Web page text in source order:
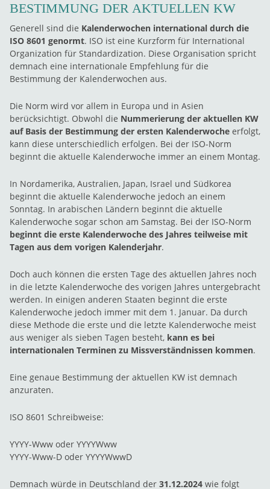
BESTIMMUNG DER AKTUELLEN KW
Generell sind die Kalenderwochen international durch die
ISO 8601 genormt. ISO ist eine Kurzform für International
Organization für Standardization. Diese Organisation spricht
demnach eine internationale Empfehlung für die
Bestimmung der Kalenderwochen aus.
Die Norm wird vor allem in Europa und in Asien
berücksichtigt. Obwohl die Nummerierung der aktuellen KW
auf Basis der Bestimmung der ersten Kalenderwoche erfolgt,
kann diese unterschiedlich erfolgen. Bei der ISO-Norm
beginnt die aktuelle Kalenderwoche immer an einem Montag.
In Nordamerika, Australien, Japan, Israel und Südkorea
beginnt die aktuelle Kalenderwoche jedoch an einem
Sonntag. In arabischen Ländern beginnt die aktuelle
Kalenderwoche sogar schon am Samstag. Bei der ISO-Norm
beginnt die erste Kalenderwoche des Jahres teilweise mit
Tagen aus dem vorigen Kalenderjahr.
Doch auch können die ersten Tage des aktuellen Jahres noch
in die letzte Kalenderwoche des vorigen Jahres untergebracht
werden. In einigen anderen Staaten beginnt die erste
Kalenderwoche jedoch immer mit dem 1. Januar. Da durch
diese Methode die erste und die letzte Kalenderwoche meist
aus weniger als sieben Tagen besteht, kann es bei
internationalen Terminen zu Missverständnissen kommen.
Eine genaue Bestimmung der aktuellen KW ist demnach
anzuraten.
ISO 8601 Schreibweise:
YYYY-Www oder YYYYWww
YYYY-Www-D oder YYYYWwwD
Demnach würde in Deutschland der 31.12.2024 wie folgt